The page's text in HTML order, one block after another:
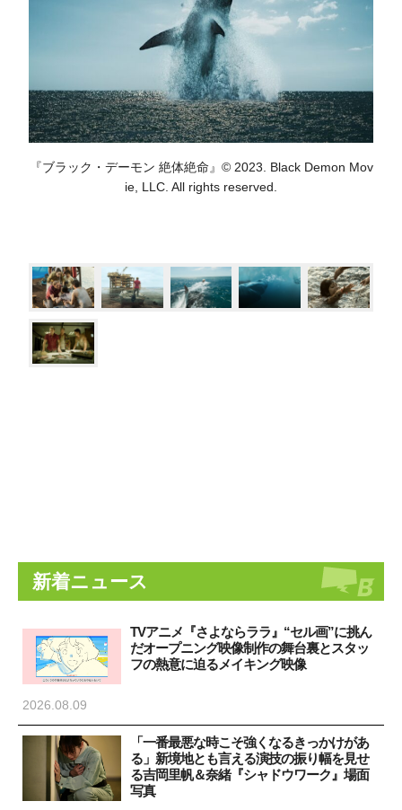
『ブラック・デーモン 絶体絶命』© 2023. Black Demon Mov
ie, LLC. All rights reserved.
新着ニュース
TVアニメ『さよならララ』“セル画”に挑ん
だオープニング映像制作の舞台裏とスタッ
フの熱意に迫るメイキング映像
2026.08.09
「一番最悪な時こそ強くなるきっかけがあ
る」新境地とも言える演技の振り幅を見せ
る吉岡里帆＆奈緒『シャドウワーク』場面
写真